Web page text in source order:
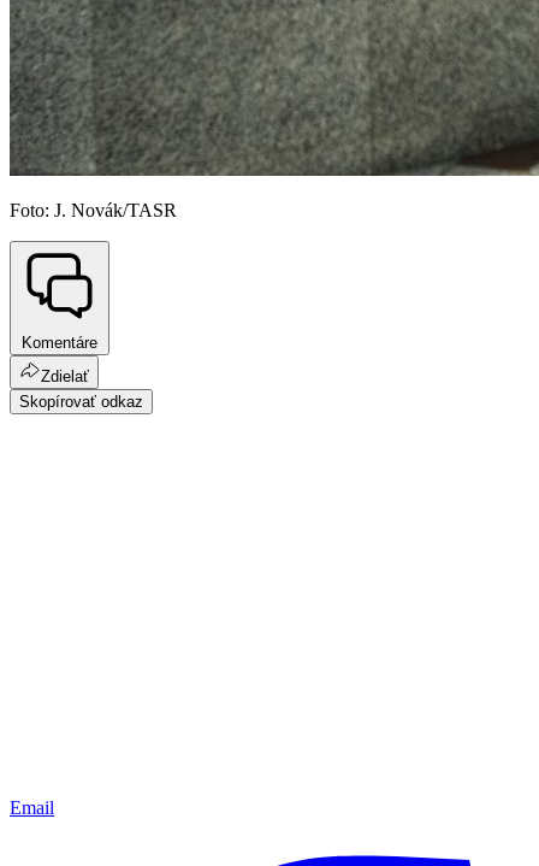
Foto: J. Novák/TASR
Komentáre
Zdielať
Skopírovať odkaz
Email